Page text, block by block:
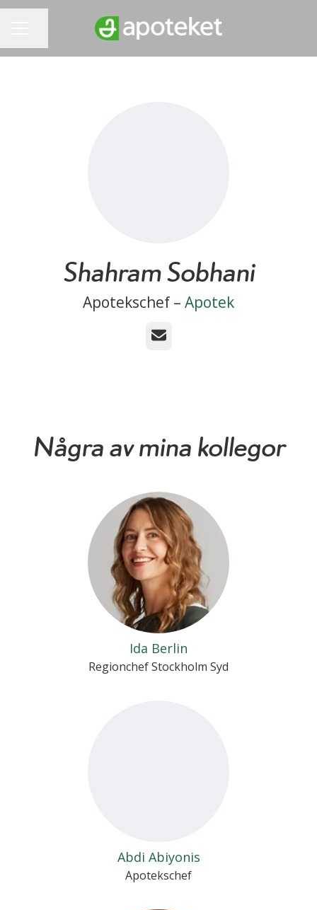
Shahram Sobhani
Apotekschef – Apotek
E-post
Några av mina kollegor
Ida Berlin
Regionchef Stockholm Syd
Abdi Abiyonis
Apotekschef